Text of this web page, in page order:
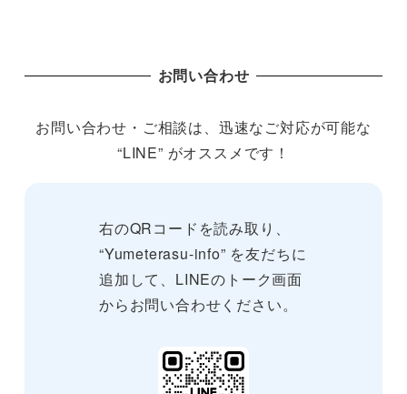
お問い合わせ
お問い合わせ・ご相談は、迅速なご対応が可能な
“LINE” がオススメです！
右のQRコードを読み取り、
“Yumeterasu-info” を友だちに
追加して、LINEのトーク画面
からお問い合わせください。